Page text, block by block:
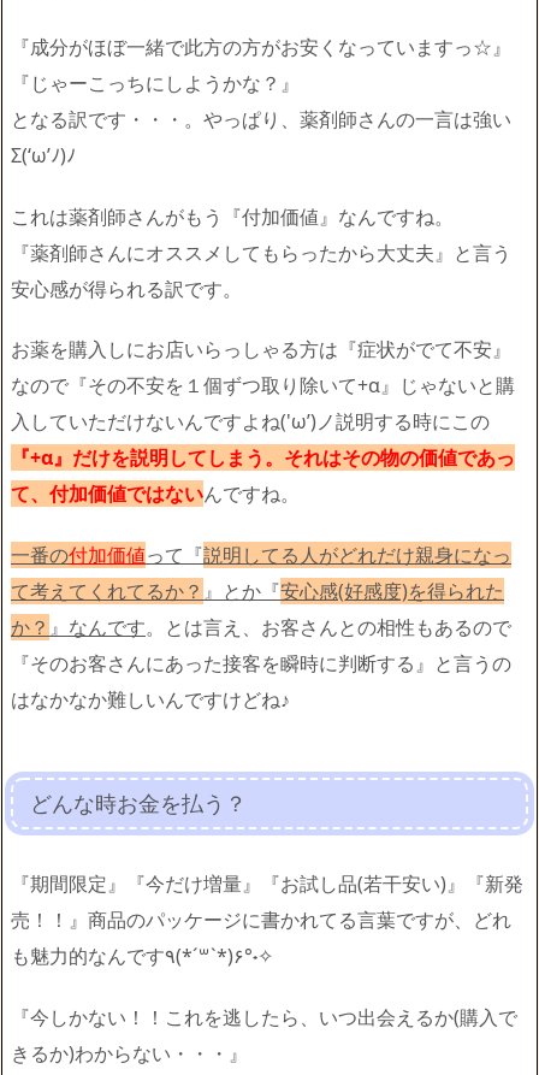
『成分がほぼ一緒で此方の方がお安くなっていますっ☆』
『じゃーこっちにしようかな？』
となる訳です・・・。やっぱり、薬剤師さんの一言は強い
Σ(‘ω’ﾉ)ﾉ
これは薬剤師さんがもう『付加価値』なんですね。
『薬剤師さんにオススメしてもらったから大丈夫』と言う
安心感が得られる訳です。
お薬を購入しにお店いらっしゃる方は『症状がでて不安』
なので『その不安を１個ずつ取り除いて+α』じゃないと購
入していただけないんですよね('ω’)ノ説明する時にこの
『+α』だけを説明してしまう。それはその物の価値であっ
て、付加価値ではないんですね。
一番の付加価値って『説明してる人がどれだけ親身になっ
て考えてくれてるか？ 』とか『安心感(好感度)を得られた
か？ 』なんです。とは言え、お客さんとの相性もあるので
『そのお客さんにあった接客を瞬時に判断する』と言うの
はなかなか難しいんですけどね♪
どんな時お金を払う？
『期間限定』『今だけ増量』『お試し品(若干安い)』『新発
売！！』商品のパッケージに書かれてる言葉ですが、どれ
も魅力的なんです٩(*´꒳`*)۶°˖✧
『今しかない！！これを逃したら、いつ出会えるか(購入で
きるか)わからない・・・』